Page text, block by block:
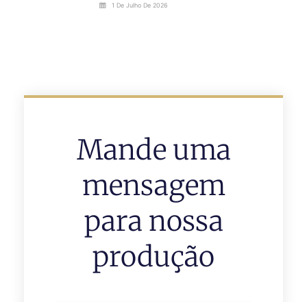
1 De Julho De 2026
Mande uma
mensagem
para nossa
produção